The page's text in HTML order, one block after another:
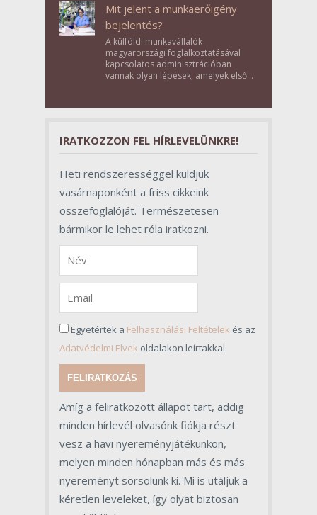
Mit jelent a munkaerőigény
bejelentés?
A külföldi munkavállalók
magyarországi foglalkoztatásával
kapcsolatos adminisztrációban
vannak olyan lépések, amelyek első
szerepet töltenek be az egész
IRATKOZZON FEL HÍRLEVELÜNKRE!
Heti rendszerességgel küldjük
vasárnaponként a friss cikkeink
összefoglalóját. Természetesen
bármikor le lehet róla iratkozni.
Egyetértek a Felhasználási Feltételek és az
Adatvédelmi Elvek oldalakon leírtakkal.
FELIRATKOZÁS
Amíg a feliratkozott állapot tart, addig
minden hírlevél olvasónk fiókja részt
vesz a havi nyereményjátékunkon,
melyen minden hónapban más és más
nyereményt sorsolunk ki. Mi is utáljuk a
kéretlen leveleket, így olyat biztosan